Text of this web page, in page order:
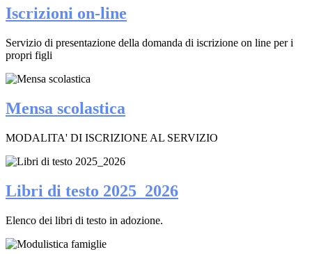
Iscrizioni on-line
Servizio di presentazione della domanda di iscrizione on line per i
propri figli
Mensa scolastica
MODALITA' DI ISCRIZIONE AL SERVIZIO
Libri di testo 2025_2026
Elenco dei libri di testo in adozione.